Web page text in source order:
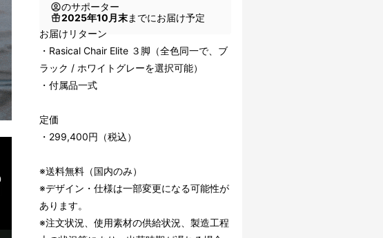
のサポーター
2025年10月末までにお届け予定
お届けリターン
・Rasical Chair Elite ３脚（全色同一で、ブ
ラック / ホワイトグレーを選択可能）
・付属品一式
定価
・299,400円（税込）
※送料無料（国内のみ）
※デザイン・仕様は一部変更になる可能性が
あります。
※注文状況、使用素材の供給状況、製造工程